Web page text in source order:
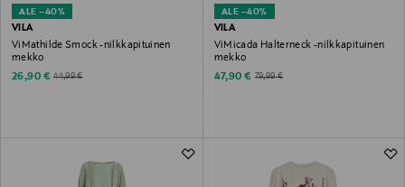
ALE –40%
VILA
ViMathilde Smock -nilkkapituinen
mekko
Discounted Price
26,90 € Original Price
44,99 €
ALE –40%
VILA
ViMicada Halterneck -nilkkapituinen
mekko
Discounted Price
47,90 € Original Price
79,99 €